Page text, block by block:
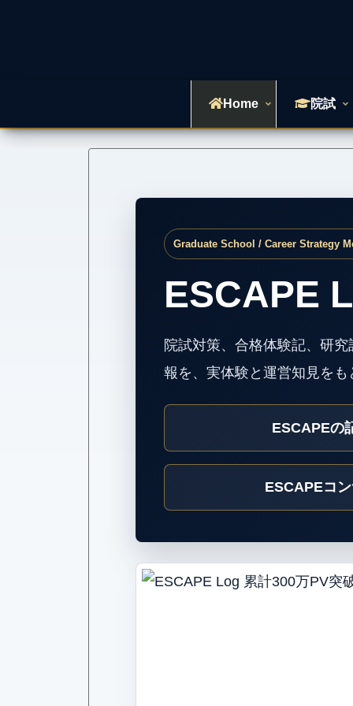
Home 院試
Graduate School / Career Strategy
ESCAPE
院試対策、合格体験記、研
報を、実体験と運営知見を
ESCAPEの
ESCAPEコ